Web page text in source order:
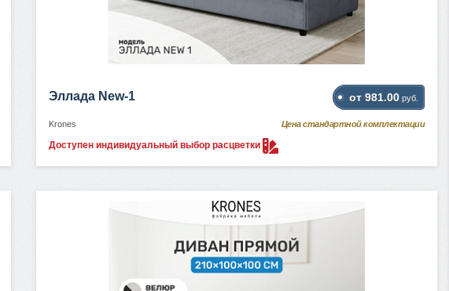
Эллада New-1 от 981.00 руб.
Krones Цена стандартной комплектации
Доступен индивидуальный выбор расцветки